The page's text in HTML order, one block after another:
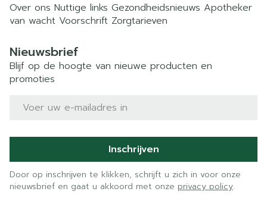
Over ons Nuttige links Gezondheidsnieuws Apotheker
van wacht Voorschrift Zorgtarieven
Nieuwsbrief
Blijf op de hoogte van nieuwe producten en
promoties
E-mail adres
Inschrijven
Door op inschrijven te klikken, schrijft u zich in voor onze
nieuwsbrief en gaat u akkoord met onze privacy policy.